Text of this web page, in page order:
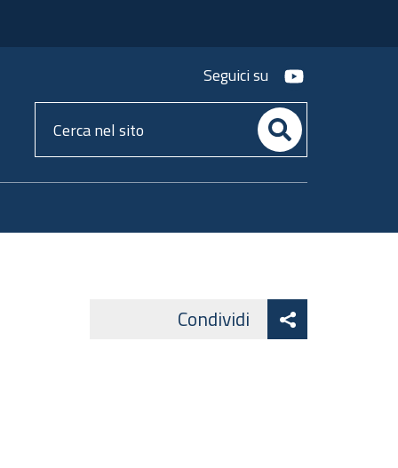
Seguici su youtube
Cerca
nel
Condividi Facebook
condividi